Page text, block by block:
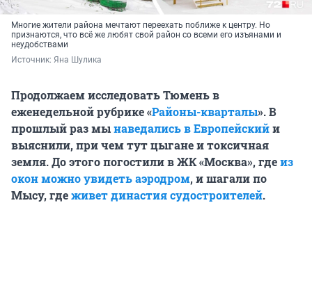
Многие жители района мечтают переехать поближе к центру. Но
признаются, что всё же любят свой район со всеми его изъянами и
неудобствами
Источник: Яна Шулика
Продолжаем исследовать Тюмень в
еженедельной рубрике «Районы-кварталы». В
прошлый раз мынаведались в Европейскийи
выяснили, при чем тут цыгане и токсичная
земля. До этого погостили в ЖК«Москва», гдеиз
окон можно увидеть аэродром, и шагали по
Мысу,гдеживет династия судостроителей.